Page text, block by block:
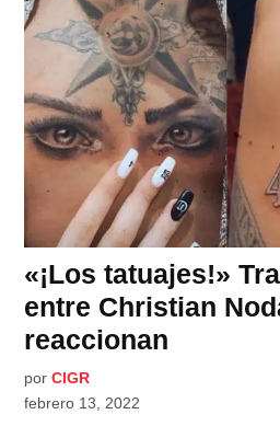
«¡Los tatuajes!»
entre Christian
reaccionan
por CIGR
febrero 13, 2022